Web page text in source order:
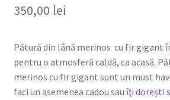
350,00 lei
Pătură din lână merinos cu fir gigant
pentru o atmosferă caldă, ca acasă.
merinos cu fir gigant sunt un must
faci un asemenea cadou sau îţi doreşti